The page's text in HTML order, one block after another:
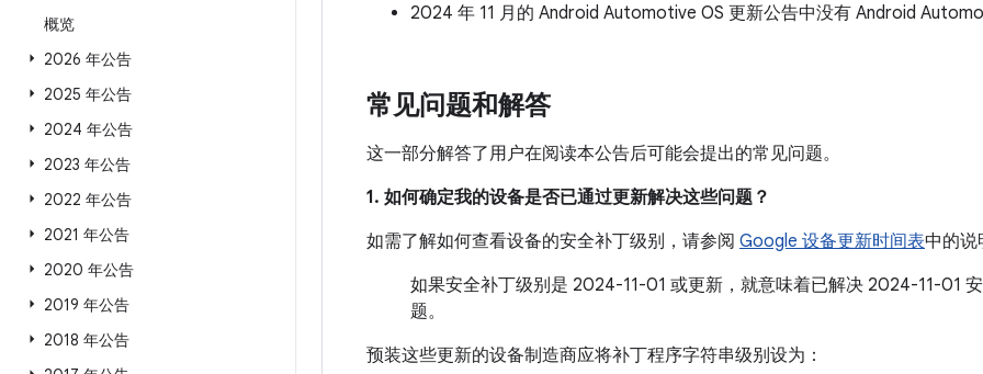
概览
2026 年公告
2025 年公告
2024 年公告
2023 年公告
2022 年公告
2021 年公告
2020 年公告
2019 年公告
2018 年公告
2024 年 11 月的 Android Automotive OS 更新公告中没有 Android
常见问题和解答
这一部分解答了用户在阅读本公告后可能会提出的常见问题。
1. 如何确定我的设备是否已通过更新解决这些问题？
如需了解如何查看设备的安全补丁级别，请参阅 Google 设备更新时间表中的说
如果安全补丁级别是 2024-11-01 或更新，就意味着已解决 2024-11-01
题。
预装这些更新的设备制造商应将补丁程序字符串级别设为：